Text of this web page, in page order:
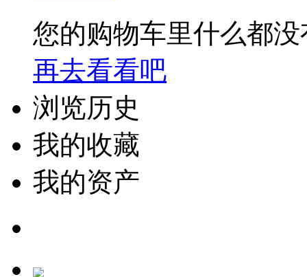
您的购物车里什么都没
再去看看吧
浏览历史
我的收藏
我的资产